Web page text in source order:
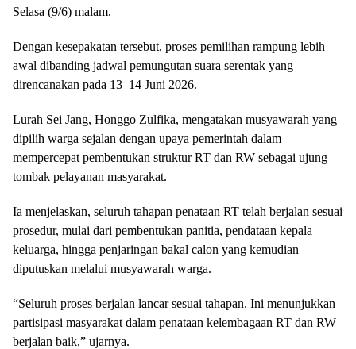
Selasa (9/6) malam.
Dengan kesepakatan tersebut, proses pemilihan rampung lebih
awal dibanding jadwal pemungutan suara serentak yang
direncanakan pada 13–14 Juni 2026.
Lurah Sei Jang, Honggo Zulfika, mengatakan musyawarah yang
dipilih warga sejalan dengan upaya pemerintah dalam
mempercepat pembentukan struktur RT dan RW sebagai ujung
tombak pelayanan masyarakat.
Ia menjelaskan, seluruh tahapan penataan RT telah berjalan sesuai
prosedur, mulai dari pembentukan panitia, pendataan kepala
keluarga, hingga penjaringan bakal calon yang kemudian
diputuskan melalui musyawarah warga.
“Seluruh proses berjalan lancar sesuai tahapan. Ini menunjukkan
partisipasi masyarakat dalam penataan kelembagaan RT dan RW
berjalan baik,” ujarnya.